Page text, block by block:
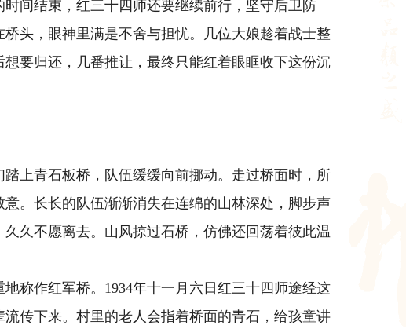
间结束，红三十四师还要继续前行，坚守后卫防
头，眼神里满是不舍与担忧。几位大娘趁着战士整
要归还，几番推让，最终只能红着眼眶收下这份沉
上青石板桥，队伍缓缓向前挪动。走过桥面时，所
。长长的队伍渐渐消失在连绵的山林深处，脚步声
久不愿离去。山风掠过石桥，仿佛还回荡着彼此温
称作红军桥。1934年十一月六日红三十四师途经这
传下来。村里的老人会指着桥面的青石，给孩童讲